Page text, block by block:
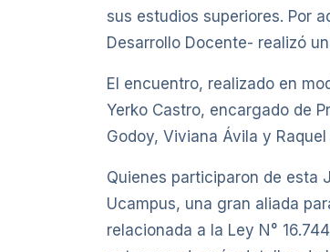
sus estudios superiores. Por
Desarrollo Docente- realizó
El encuentro, realizado en
Yerko Castro, encargado de
Godoy, Viviana Ávila y
Quienes participaron de esta
Ucampus, una gran aliada
relacionada a la Ley N°